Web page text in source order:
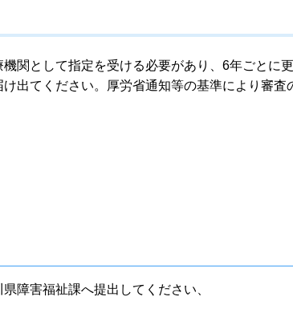
関として指定を受ける必要があり、6年ごとに
出てください。厚労省通知等の基準により審査
障害福祉課へ提出してください、